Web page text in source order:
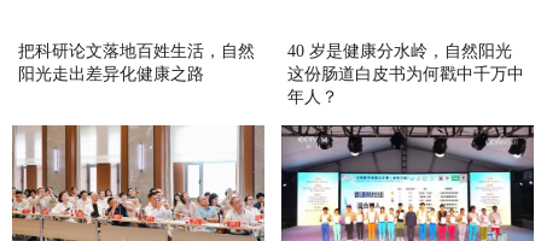
把科研论文落地百姓生活，自然
阳光走出差异化健康之路
40 岁是健康分水岭，自然阳光
这份肠道白皮书为何戳中千万中
年人？